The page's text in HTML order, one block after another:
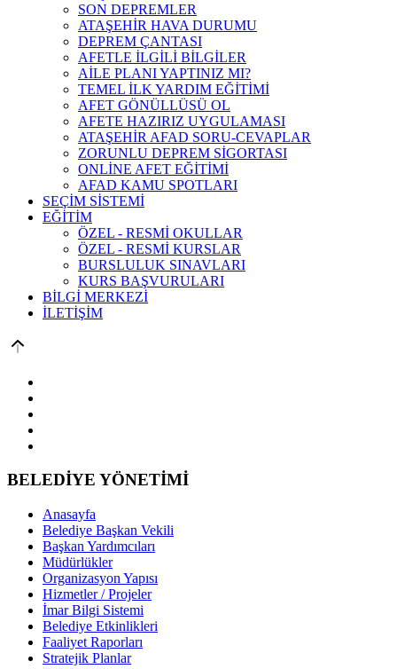
SON DEPREMLER
ATAŞEHİR HAVA DURUMU
DEPREM ÇANTASI
AFETLE İLGİLİ BİLGİLER
AİLE PLANI YAPTINIZ MI?
TEMEL İLK YARDIM EĞİTİMİ
AFET GÖNÜLLÜSÜ OL
AFETE HAZIRIZ UYGULAMASI
ATAŞEHİR AFAD SORU-CEVAPLAR
ZORUNLU DEPREM SİGORTASI
ONLİNE AFET EĞİTİMİ
AFAD KAMU SPOTLARI
SEÇİM SİSTEMİ
EĞİTİM
ÖZEL - RESMİ OKULLAR
ÖZEL - RESMİ KURSLAR
BURSLULUK SINAVLARI
KURS BAŞVURULARI
BİLGİ MERKEZİ
İLETİŞİM
BELEDİYE YÖNETİMİ
Anasayfa
Belediye Başkan Vekili
Başkan Yardımcıları
Müdürlükler
Organizasyon Yapısı
Hizmetler / Projeler
İmar Bilgi Sistemi
Belediye Etkinlikleri
Faaliyet Raporları
Stratejik Planlar